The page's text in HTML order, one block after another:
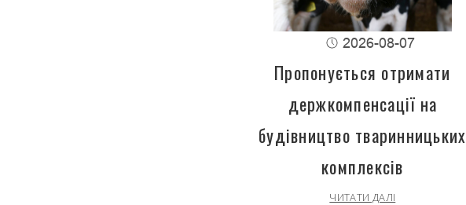
2026-08-07
Пропонується отримати
держкомпенсації на
будівництво тваринницьких
комплексів
ЧИТАТИ ДАЛІ